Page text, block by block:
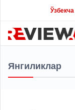
Ўзбекча
Янгиликлар